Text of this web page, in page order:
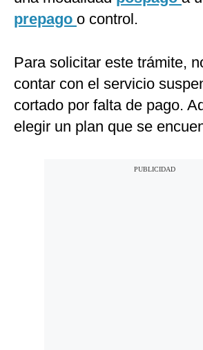
prepago o control.
Para solicitar este trámite,
contar con el servicio
cortado por falta de pago.
elegir un plan que se